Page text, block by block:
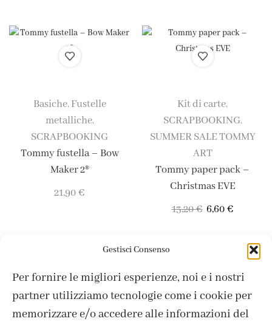
Gestisci Consenso
Per fornire le migliori esperienze, noi e i nostri
partner utilizziamo tecnologie come i cookie per
memorizzare e/o accedere alle informazioni del
Basiche, Fustelle
metalliche,
SCRAPBOOKING
Tommy fustella – Bow
Maker 2®
21,90€
Kit di carte,
SCRAPBOOKING,
SUMMER SALE TOMMY
ART
Tommy paper pack –
Christmas EVE
13,20€ 6,60€